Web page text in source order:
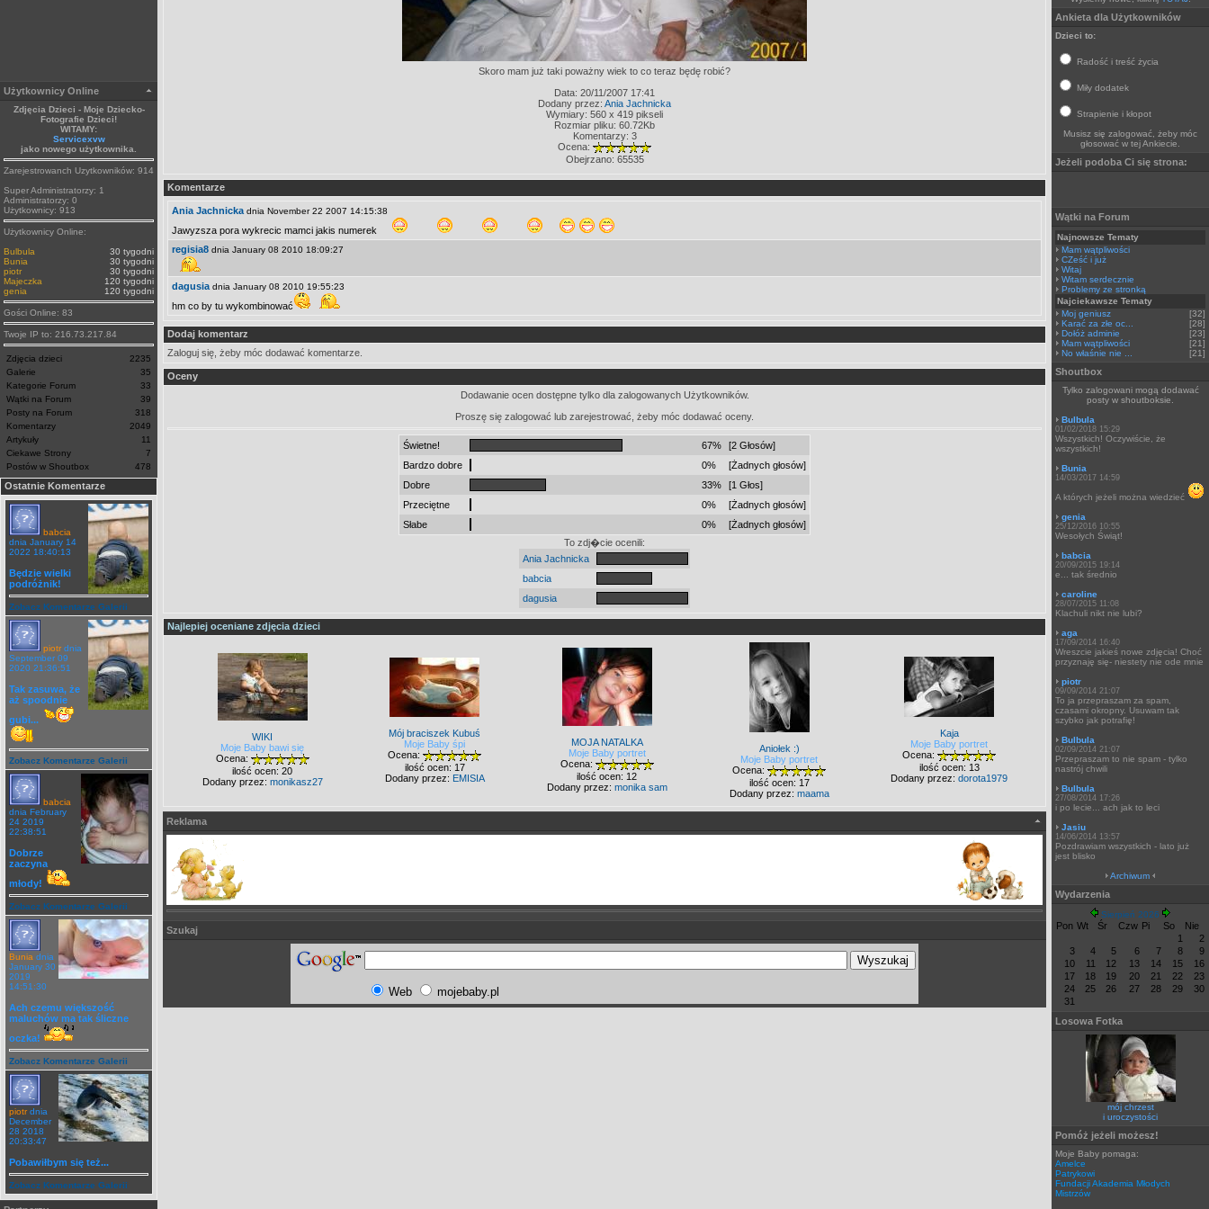
Użytkownicy Online
Zdjęcia Dzieci - Moje Dziecko-
Fotografie Dzieci!
WITAMY:
Servicexvw
jako nowego użytkownika.
Zarejestrowanch Uzytkowników: 914
Super Administratorzy: 1
Administratorzy: 0
Użytkownicy: 913
Użytkownicy Online:
Bulbula
30 tygodni
Bunia
30 tygodni
piotr
30 tygodni
Majeczka
120 tygodni
genia
120 tygodni
Gości Online: 83
Twoje IP to: 216.73.217.84
Zdjęcia dzieci
2235
Galerie
35
Kategorie Forum
33
Wątki na Forum
39
Posty na Forum
318
Komentarzy
2049
Artykuły
11
Ciekawe Strony
7
Postów w Shoutbox
478
Ostatnie Komentarze
babcia
dnia January 14
2022 18:40:13
Będzie wielki
podróżnik!
Zobacz Komentarze Galerii
piotr dnia
September 09
2020 21:36:51
Tak zasuwa, że
aż spoodnie
gubi...
Zobacz Komentarze Galerii
babcia
dnia February
24 2019
22:38:51
Dobrze
zaczyna
młody!
Zobacz Komentarze Galerii
Bunia dnia
January 30
2019
14:51:30
Ach czemu większość
maluchów ma tak śliczne
oczka!
Zobacz Komentarze Galerii
piotr dnia
December
28 2018
20:33:47
Pobawiłbym się też...
Zobacz Komentarze Galerii
Skoro mam już taki poważny wiek to co teraz będę robić?
Data: 20/11/2007 17:41
Dodany przez: Ania Jachnicka
Wymiary: 560 x 419 pikseli
Rozmiar pliku: 60.72Kb
Komentarzy: 3
Ocena:
Obejrzano: 65535
Komentarze
Ania Jachnicka dnia November 22 2007 14:15:38
Jawyzsza pora wykrecic mamci jakis numerek
regisia8 dnia January 08 2010 18:09:27
dagusia dnia January 08 2010 19:55:23
hm co by tu wykombinować
Dodaj komentarz
Zaloguj się, żeby móc dodawać komentarze.
Oceny
Dodawanie ocen dostępne tylko dla zalogowanych Użytkowników.
Proszę się zalogować lub zarejestrować, żeby móc dodawać oceny.
Świetne! 67%
[2 Głosów]
Bardzo dobre
0%
[Żadnych głosów]
Dobre
33%
[1 Głos]
Przeciętne
0%
[Żadnych głosów]
Słabe
0%
[Żadnych głosów]
To zdj�cie ocenili:
Ania Jachnicka
babcia
dagusia
Najlepiej oceniane zdjęcia dzieci
WIKI
Moje Baby bawi się
Ocena:
ilość ocen: 20
Dodany przez: monikasz27
Mój braciszek Kubuś
Moje Baby śpi
Ocena:
ilość ocen: 17
Dodany przez: EMISIA
MOJA NATALKA
Moje Baby portret
Ocena:
ilość ocen: 12
Dodany przez: monika sam
Aniołek :)
Moje Baby portret
Ocena:
ilość ocen: 17
Dodany przez: maama
Kaja
Moje Baby portret
Ocena:
ilość ocen: 13
Dodany przez: dorota1979
Reklama
Szukaj
Web mojebaby.pl
Ankieta dla Użytkowników
Dzieci to:
Radość i treść życia
Miły dodatek
Strapienie i kłopot
Musisz się zalogować, żeby móc
głosować w tej Ankiecie.
Jeżeli podoba Ci się strona:
Wątki na Forum
Najnowsze Tematy
Mam wątpliwości
CZeść i już
Witaj
Witam serdecznie
Problemy ze stronką
Najciekawsze Tematy
Moj geniusz
[32]
Karać za złe oc...
[28]
Dołóż adminie
[23]
Mam wątpliwości
[21]
No właśnie nie ...
[21]
Shoutbox
Tylko zalogowani mogą dodawać
posty w shoutboksie.
Bulbula
01/02/2018 15:29
Wszystkich! Oczywiście, że
wszystkich!
Bunia
14/03/2017 14:59
A których jeżeli można wiedzieć
genia
25/12/2016 10:55
Wesołych Świąt!
babcia
20/09/2015 19:14
e... tak średnio
caroline
28/07/2015 11:08
Klachuli nikt nie lubi?
aga
17/09/2014 16:40
Wreszcie jakieś nowe zdjęcia! Choć
przyznaję się- niestety nie ode mnie
piotr
09/09/2014 21:07
To ja przepraszam za spam,
czasami okropny. Usuwam tak
szybko jak potrafię!
Bulbula
02/09/2014 21:07
Przepraszam to nie spam - tylko
nastrój chwili
Bulbula
27/08/2014 17:26
i po lecie... ach jak to leci
Jasiu
14/06/2014 13:57
Pozdrawiam wszystkich - lato już
jest blisko
Archiwum
Wydarzenia
Sierpień 2026
Pon Wt Śr Czw Pi So
Nie
1
2
3
4 5 6 7 8
9
10
11 12 13 14 15
16
17
18 19 20 21 22
23
24
25 26 27 28 29
30
31
Losowa Fotka
mój chrzest
i uroczystości
Pomóż jeżeli możesz!
Moje Baby pomaga:
Amelce
Patrykowi
Fundacji Akademia Młodych
Mistrzów